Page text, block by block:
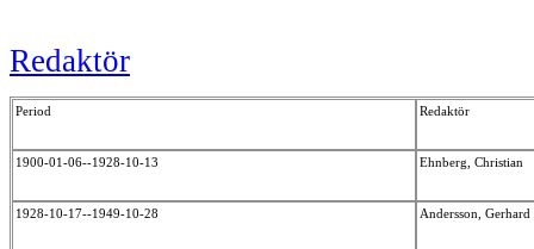
Redaktör
Period Redaktör
1900-01-06--1928-10-13 Ehnberg, Christian
1928-10-17--1949-10-28 Andersson,